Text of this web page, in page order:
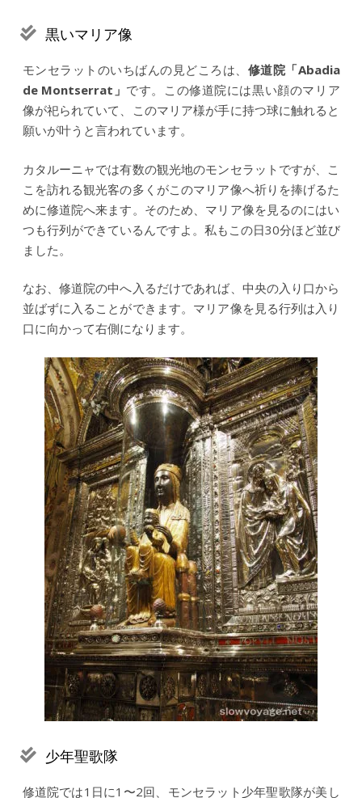
黒いマリア像
モンセラットのいちばんの見どころは、 修道院「Abadia
de Montserrat」 です。この修道院には黒い顔のマリア
像が祀られていて、このマリア様が手に持つ球に触れると
願いが叶うと言われています。
カタルーニャでは有数の観光地のモンセラットですが、こ
こを訪れる観光客の多くがこのマリア像へ祈りを捧げるた
めに修道院へ来ます。そのため、マリア像を見るのにはい
つも行列ができているんですよ。私もこの日30分ほど並び
ました。
なお、修道院の中へ入るだけであれば、中央の入り口から
並ばずに入ることができます。マリア像を見る行列は入り
口に向かって右側になります。
少年聖歌隊
修道院では1日に1〜2回、モンセラット少年聖歌隊が美し